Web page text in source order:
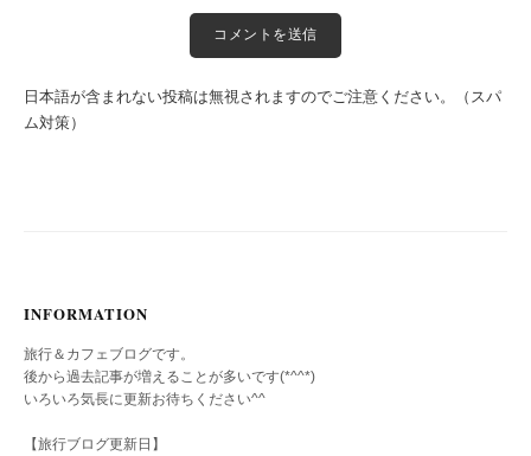
日本語が含まれない投稿は無視されますのでご注意ください。（スパ
ム対策）
INFORMATION
旅行＆カフェブログです。
後から過去記事が増えることが多いです(*^^*)
いろいろ気長に更新お待ちください^^
【旅行ブログ更新日】